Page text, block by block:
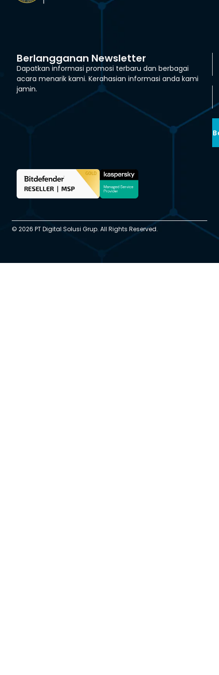
Berlangganan Newsletter
Dapatkan informasi promosi terbaru dan berbagai
acara menarik kami. Kerahasian informasi anda kami
jamin.
© 2026 PT Digital Solusi Grup. All Rights Reserved.